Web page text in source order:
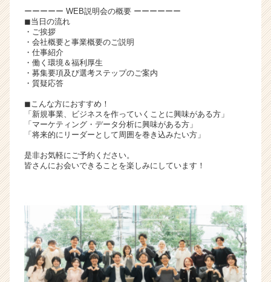
e
r）
ーーーーー WEB説明会の概要 ーーーーーー
◼︎当日の流れ
・ご挨拶
・会社概要と事業概要のご説明
・仕事紹介
・働く環境＆福利厚生
・募集要項及び選考ステップのご案内
・質疑応答
◼︎こんな方におすすめ！
「新規事業、ビジネスを作っていくことに興味がある方」
「マーケティング・データ分析に興味がある方」
「将来的にリーダーとして周囲を巻き込みたい方」
是非お気軽にご予約ください。
皆さんにお会いできることを楽しみにしています！